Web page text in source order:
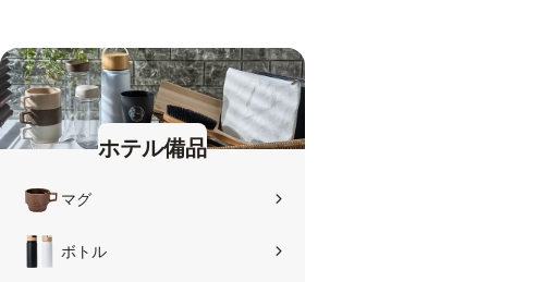
ホテル備品
マグ
ボトル